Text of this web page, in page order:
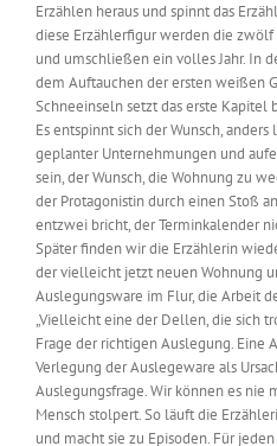
Erzählen heraus und spinnt das
diese Erzählerfigur werden die
und umschließen ein volles Jahr. In
dem Auftauchen der ersten weißen
Schneeinseln setzt das erste Kapitel
Es entspinnt sich der Wunsch,
geplanter Unternehmungen und
sein, der Wunsch, die Wohnung zu
der Protagonistin durch einen Stoß
entzwei bricht, der Terminkalender
Später finden wir die Erzählerin
der vielleicht jetzt neuen Wohnung
Auslegungsware im Flur, die Arbeit
„Vielleicht eine der Dellen, die sich
Frage der richtigen Auslegung. Eine
Verlegung der Auslegeware als
Auslegungsfrage. Wir können es nie
Mensch stolpert. So läuft die
und macht sie zu Episoden. Für